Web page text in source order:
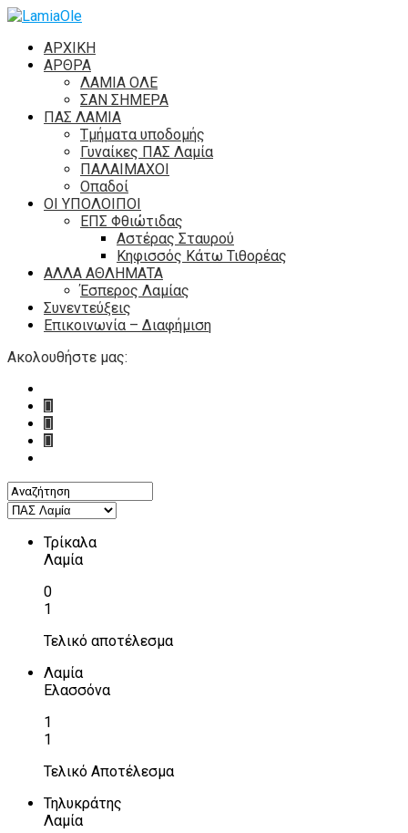
ΑΡΧΙΚΗ
ΑΡΘΡΑ
ΛΑΜΙΑ ΟΛΕ
ΣΑΝ ΣΗΜΕΡΑ
ΠΑΣ ΛΑΜΙΑ
Τμήματα υποδομής
Γυναίκες ΠΑΣ Λαμία
ΠΑΛΑΙΜΑΧΟΙ
Οπαδοί
ΟΙ ΥΠΟΛΟΙΠΟΙ
ΕΠΣ Φθιώτιδας
Αστέρας Σταυρού
Κηφισσός Κάτω Τιθορέας
ΑΛΛΑ ΑΘΛΗΜΑΤΑ
Έσπερος Λαμίας
Συνεντεύξεις
Επικοινωνία – Διαφήμιση
Ακολουθήστε μας:
Τρίκαλα
Λαμία
0
1
Τελικό αποτέλεσμα
Λαμία
Ελασσόνα
1
1
Τελικό Αποτέλεσμα
Τηλυκράτης
Λαμία